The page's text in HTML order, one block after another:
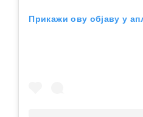
Прикажи ову објаву у